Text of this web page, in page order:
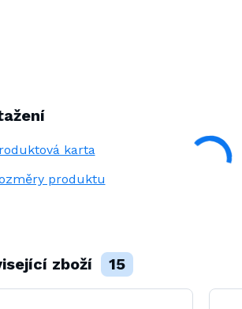
karta
produktu
zboží 15